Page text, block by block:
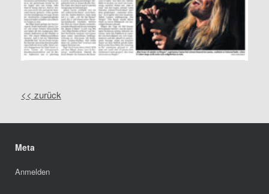
<< zurück
Meta
Anmelden